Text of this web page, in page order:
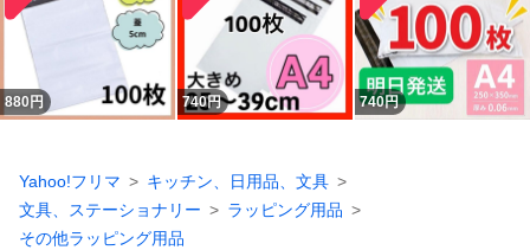
880 円 740円 740円
Yahoo!フリマ
キッチン、日用品、文具
文具、ステーショナリー
ラッピング用品
その他ラッピング用品